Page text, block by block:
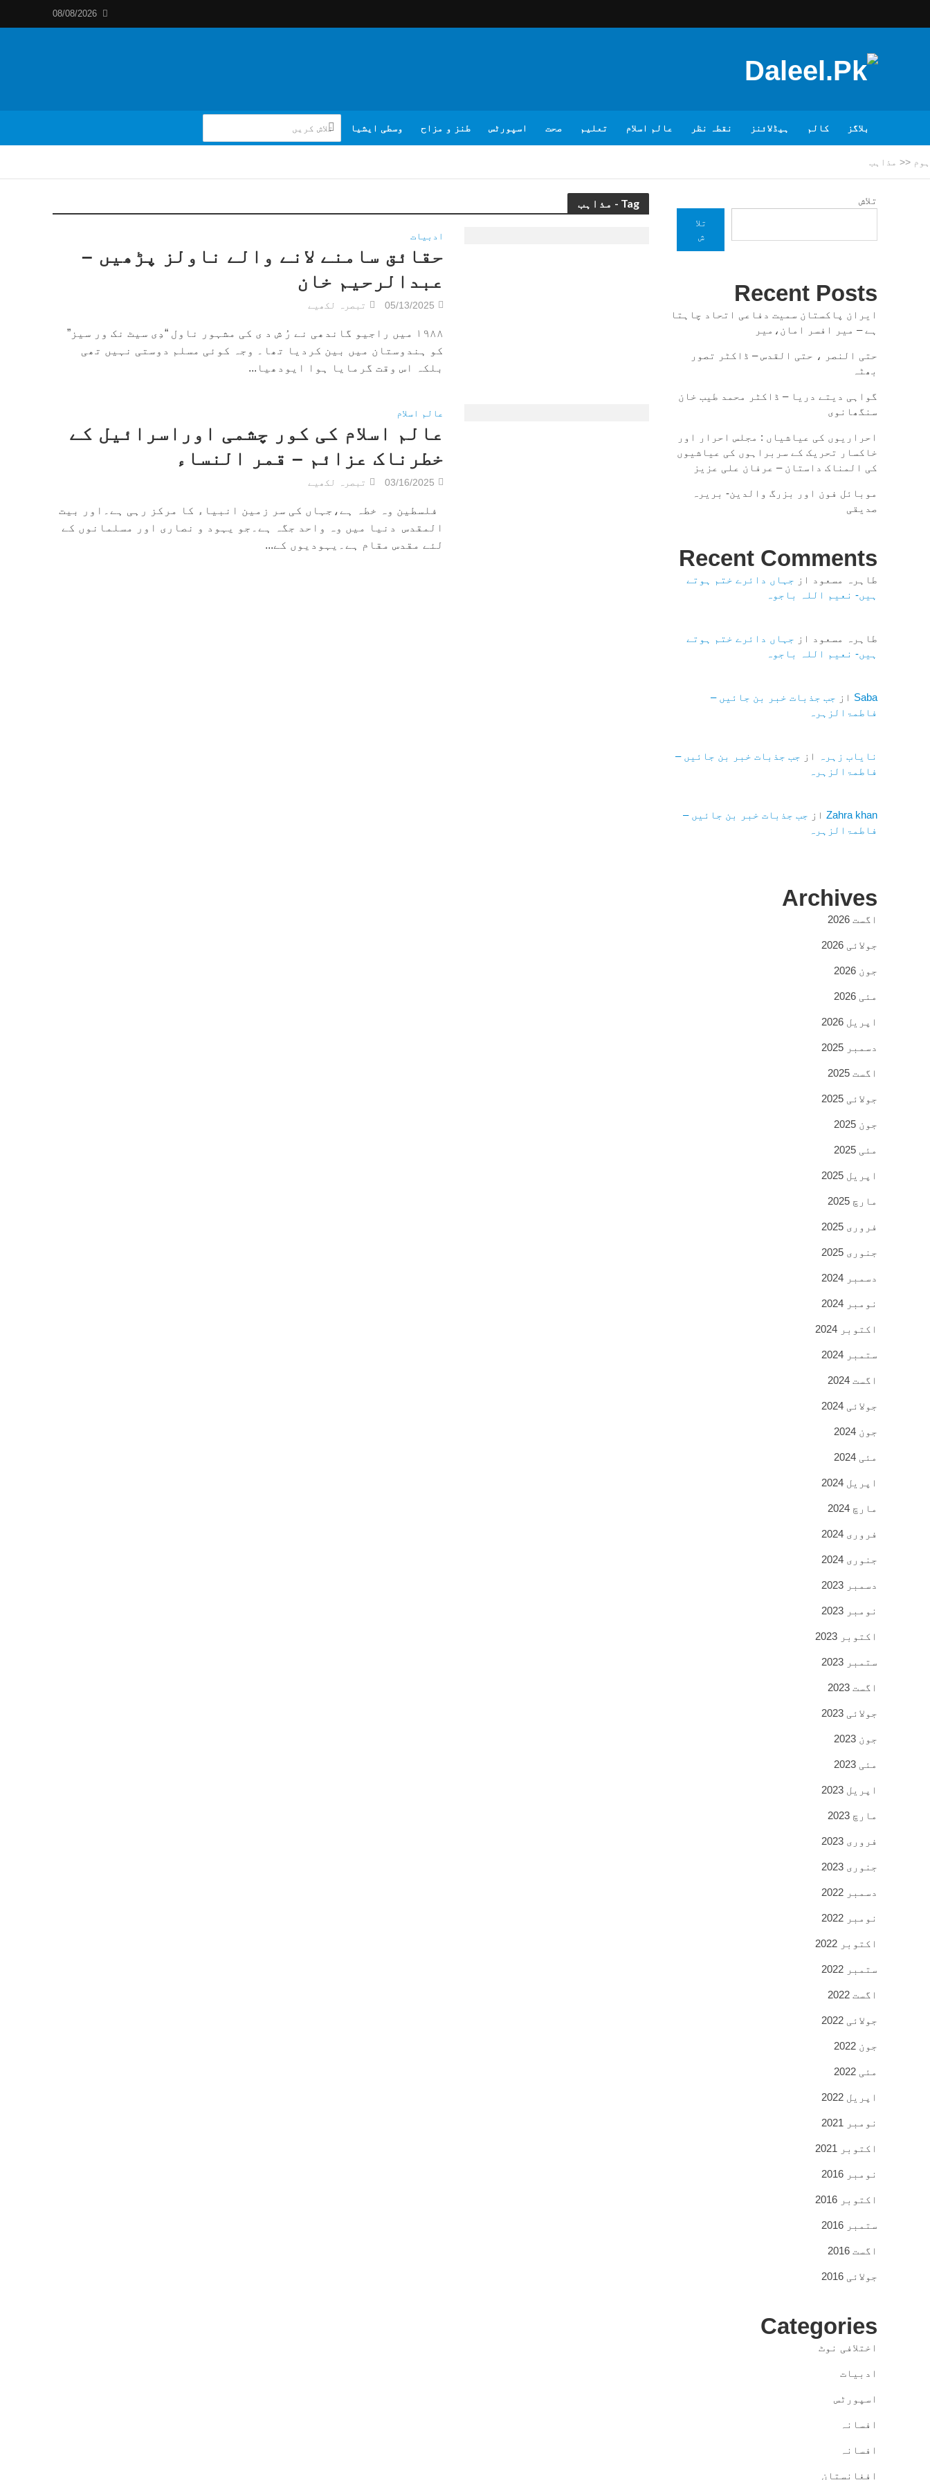
08/08/2026
بلاگز کالم ہیڈلائنز نقطہ نظر عالم اسلام تعلیم صحت اسپورٹس طنز و مزاح وسطی ایشیا
ہوم << مذاہب
Tag - مذاہب
ادبیات
حقائق سامنے لانے والے ناولز پڑھیں –
عبدالرحیم خان
05/13/2025 تبصرہ لکھیے
۱۹۸۸ میں راجیو گاندھی نے رُ ش د ی کی مشہور ناول “دِی سیٹ نک ور سیز”
کو ہندوستان میں بین کردیا تھا۔ وجہ کوئی مسلم دوستی نہیں تھی
بلکہ اس وقت گرمایا ہوا ایودھیا...
عالم اسلام
عالم اسلام کی کور چشمی اوراسرائیل کے
خطرناک عزائم – قمر النساء
03/16/2025 تبصرہ لکھیے
فلسطین وہ خطہ ہے،جہاں کی سر زمین انبیاء کا مرکز رہی ہے۔اور بیت
المقدس دنیا میں وہ واحد جگہ ہے۔جو یہود و نصاری اور مسلمانوں کے
لئے مقدس مقام ہے۔یہودیوں کے...
تلاش
تلا
ش
Recent Posts
ایران پاکستان سمیت دفاعی اتحاد چاہتا
ہے – میر افسر امان،میر
حتی النصر ، حتی القدس – ڈاکٹر تصور
بھٹہ
گواہی دیتے دریا – ڈاکٹر محمد طیب خان
سنگھانوی
احراریوں کی عیاشیاں : مجلس احرار اور
خاکسار تحریک کے سربراہوں کی عیاشیوں
کی المناک داستان – عرفان علی عزیز
موبائل فون اور بزرگ والدین- بریرہ
صدیقی
Recent Comments
طاہرہ مسعود از جہاں دائرے ختم ہوتے
ہیں- نعیم اللہ باجوہ
طاہرہ مسعود از جہاں دائرے ختم ہوتے
ہیں- نعیم اللہ باجوہ
Saba از جب جذبات خبر بن جائیں –
فاطمۃالزہرہ
نایاب زہرہ از جب جذبات خبر بن جائیں –
فاطمۃالزہرہ
Zahra khanاز جب جذبات خبر بن جائیں –
فاطمۃالزہرہ
Archives
اگست 2026
جولائی 2026
جون 2026
مئی 2026
اپریل 2026
دسمبر 2025
اگست 2025
جولائی 2025
جون 2025
مئی 2025
اپریل 2025
مارچ 2025
فروری 2025
جنوری 2025
دسمبر 2024
نومبر 2024
اکتوبر 2024
ستمبر 2024
اگست 2024
جولائی 2024
جون 2024
مئی 2024
اپریل 2024
مارچ 2024
فروری 2024
جنوری 2024
دسمبر 2023
نومبر 2023
اکتوبر 2023
ستمبر 2023
اگست 2023
جولائی 2023
جون 2023
مئی 2023
اپریل 2023
مارچ 2023
فروری 2023
جنوری 2023
دسمبر 2022
نومبر 2022
اکتوبر 2022
ستمبر 2022
اگست 2022
جولائی 2022
جون 2022
مئی 2022
اپریل 2022
نومبر 2021
اکتوبر 2021
نومبر 2016
اکتوبر 2016
ستمبر 2016
اگست 2016
جولائی 2016
Categories
اختلافی نوٹ
ادبیات
اسپورٹس
افسانہ
افسانہ
افغانستان